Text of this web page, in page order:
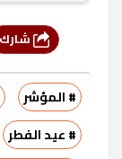
# المؤشر
# عيد الفطر